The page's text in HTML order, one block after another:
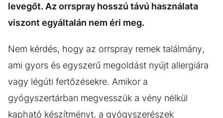
levegőt. Az orrspray hosszú távú használata
viszont egyáltalán nem éri meg.
Nem kérdés, hogy az orrspray remek találmány,
ami gyors és egyszerű megoldást nyújt allergiára
vagy légúti fertőzésekre. Amikor a
gyógyszertárban megvesszük a vény nélkül
kapható készítményt, a gyógyszerészek